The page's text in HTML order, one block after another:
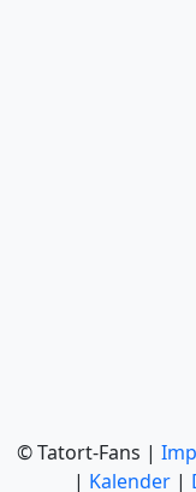
© Tatort-Fans |
| Kalender |